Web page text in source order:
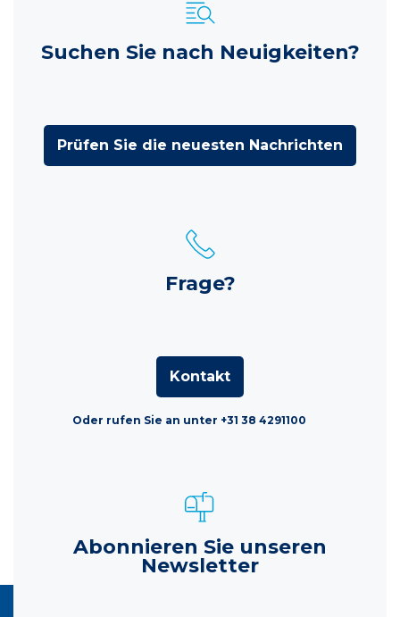
Suchen Sie nach Neuigkeiten?
Prüfen Sie die neuesten Nachrichten
Frage?
Kontakt
Oder rufen Sie an unter +31 38 4291100
Abonnieren Sie unseren
Newsletter